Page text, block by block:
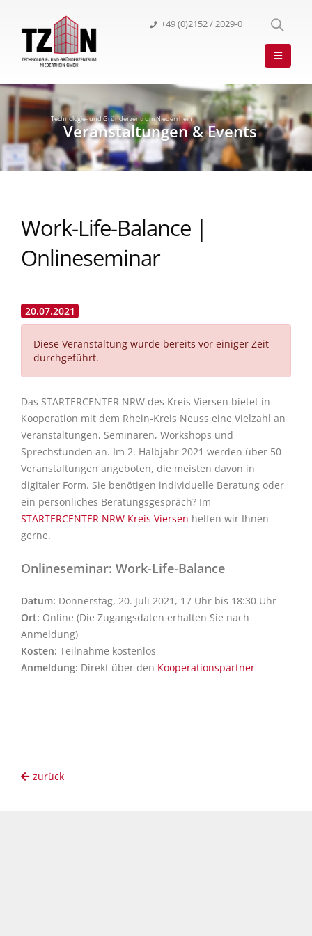
+49 (0)2152 / 2029-0
Work-Life-Balance |
Onlineseminar
20.07.2021
Diese Veranstaltung wurde bereits vor einiger Zeit
durchgeführt.
Das STARTERCENTER NRW des Kreis Viersen bietet in
Kooperation mit dem Rhein-Kreis Neuss eine Vielzahl an
Veranstaltungen, Seminaren, Workshops und
Sprechstunden an. Im 2. Halbjahr 2021 werden über 50
Veranstaltungen angeboten, die meisten davon in
digitaler Form. Sie benötigen individuelle Beratung oder
ein persönliches Beratungsgespräch? Im
STARTERCENTER NRW Kreis Viersen helfen wir Ihnen
gerne.
Onlineseminar: Work-Life-Balance
Datum: Donnerstag, 20. Juli 2021, 17 Uhr bis 18:30 Uhr
Ort: Online (Die Zugangsdaten erhalten Sie nach
Anmeldung)
Kosten: Teilnahme kostenlos
Anmeldung: Direkt über den Kooperationspartner
zurück